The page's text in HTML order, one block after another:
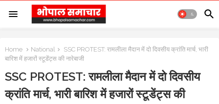
Home National
SSC PROTEST: रामलीला मैदान में दो दिवसीय क्रांति मार्च, भारी
बारिश में हजारों स्टूडेंट्स की नारेबाजी
SSC PROTEST: रामलीला मैदान में दो दिवसीय
क्रांति मार्च, भारी बारिश में हजारों स्टूडेंट्स की